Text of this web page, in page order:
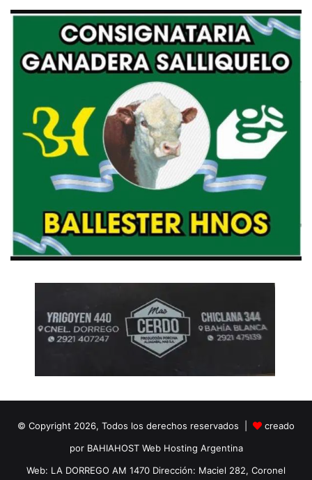
© Copyright 2026, Todos los derechos reservados |
creado
por BAHIAHOST Web Hosting Argentina
Web: LA DORREGO AM 1470 Dirección: Maciel 282, Coronel